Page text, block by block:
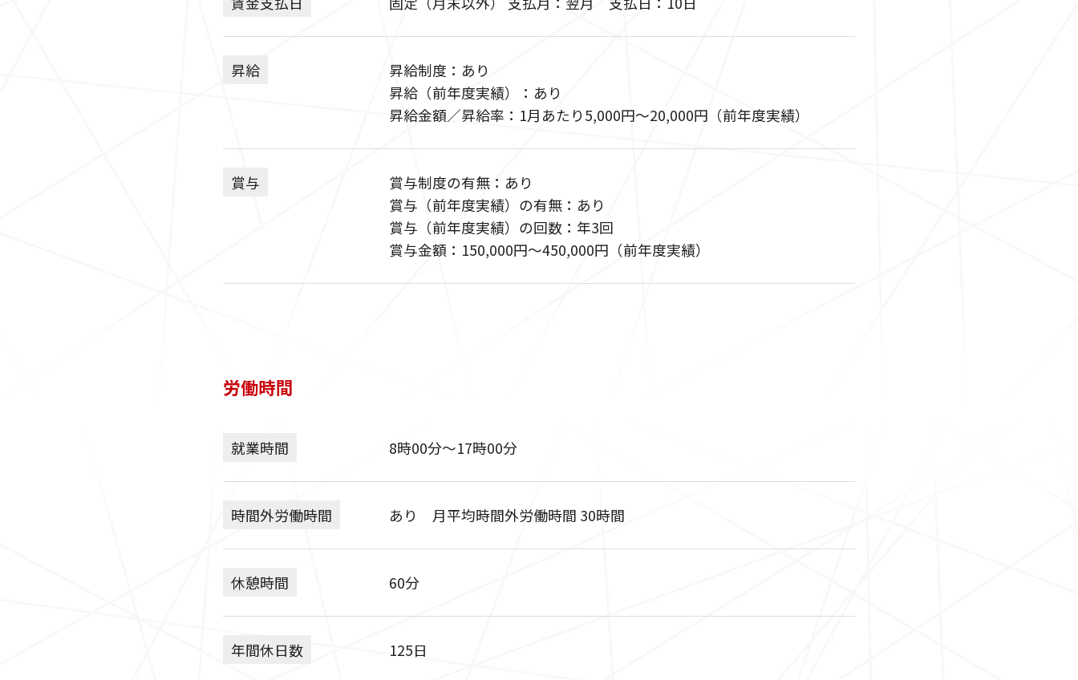
昇給
昇給制度：あり
昇給（前年度実績）：あり
昇給金額／昇給率：1月あたり5,000円〜20,000円（前年度実績）
賞与
賞与制度の有無：あり
賞与（前年度実績）の有無：あり
賞与（前年度実績）の回数：年3回
賞与金額：150,000円〜450,000円（前年度実績）
労働時間
就業時間 8時00分〜17時00分
時間外労働時間 あり 月平均時間外労働時間 30時間
休憩時間 60分
年間休日数 125日